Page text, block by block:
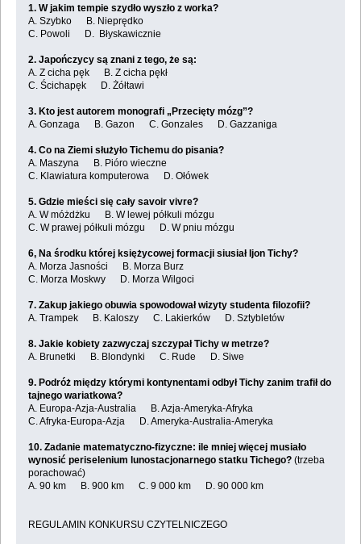
1. W jakim tempie szydło wyszło z worka?
A. Szybko B. Nieprędko
C. Powoli D. Błyskawicznie
2. Japończycy są znani z tego, że są:
A. Z cicha pęk B. Z cicha pękł
C. Ścichapęk D. Żółtawi
3. Kto jest autorem monografi „Przecięty mózg”?
A. Gonzaga B. Gazon C. Gonzales D. Gazzaniga
4. Co na Ziemi służyło Tichemu do pisania?
A. Maszyna B. Pióro wieczne
C. Klawiatura komputerowa D. Ołówek
5. Gdzie mieści się cały savoir vivre?
A. W móżdżku B. W lewej półkuli mózgu
C. W prawej półkuli mózgu D. W pniu mózgu
6, Na środku której księżycowej formacji siusiał Ijon Tichy?
A. Morza Jasności B. Morza Burz
C. Morza Moskwy D. Morza Wilgoci
7. Zakup jakiego obuwia spowodował wizyty studenta filozofii?
A. Trampek B. Kaloszy C. Lakierków D. Sztybletów
8. Jakie kobiety zazwyczaj szczypał Tichy w metrze?
A. Brunetki B. Blondynki C. Rude D. Siwe
9. Podróż między którymi kontynentami odbył Tichy zanim trafił do
tajnego wariatkowa?
A. Europa-Azja-Australia B. Azja-Ameryka-Afryka
C. Afryka-Europa-Azja D. Ameryka-Australia-Ameryka
10. Zadanie matematyczno-fizyczne: ile mniej więcej musiało
wynosić periselenium lunostacjonarnego statku Tichego?(trzeba
porachować)
A. 90 km B. 900 km C. 9 000 km D. 90 000 km
REGULAMIN KONKURSU CZYTELNICZEGO